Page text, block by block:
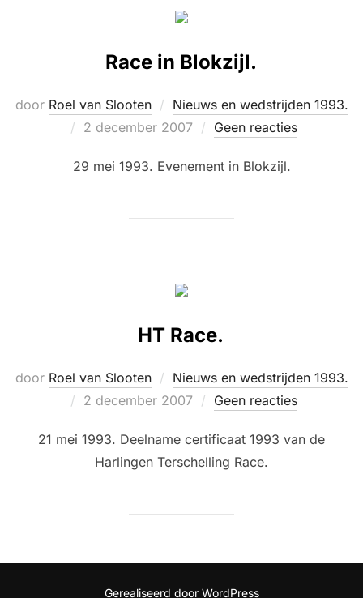
Race in Blokzijl.
door Roel van Slooten
Nieuws en wedstrijden 1993.
Geplaatst
2 december 2007 Geen reacties
29 mei 1993. Evenement in Blokzijl.
HT Race.
door Roel van Slooten
Nieuws en wedstrijden 1993.
Geplaatst
2 december 2007 Geen reacties
21 mei 1993. Deelname certificaat 1993 van de
Harlingen Terschelling Race.
Gerealiseerd door WordPress